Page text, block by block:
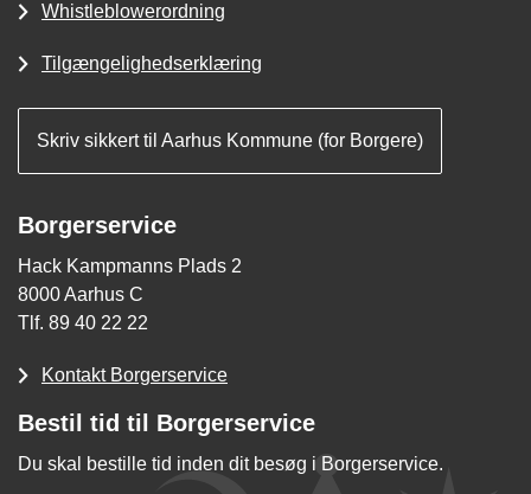
Whistleblowerordning
Tilgængelighedserklæring
Skriv sikkert til Aarhus Kommune (for Borgere)
Borgerservice
Hack Kampmanns Plads 2
8000 Aarhus C
Tlf. 89 40 22 22
Kontakt Borgerservice
Bestil tid til Borgerservice
Du skal bestille tid inden dit besøg i Borgerservice.